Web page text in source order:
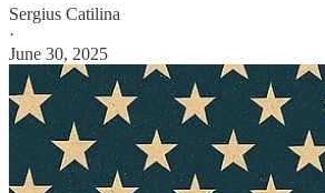
Sergius Catilina
·
June 30, 2025